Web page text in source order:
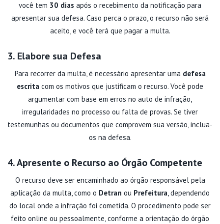
você tem 30 dias após o recebimento da notificação para
apresentar sua defesa. Caso perca o prazo, o recurso não será
aceito, e você terá que pagar a multa.
3. Elabore sua Defesa
Para recorrer da multa, é necessário apresentar uma defesa
escrita com os motivos que justificam o recurso. Você pode
argumentar com base em erros no auto de infração,
irregularidades no processo ou falta de provas. Se tiver
testemunhas ou documentos que comprovem sua versão, inclua-
os na defesa.
4. Apresente o Recurso ao Órgão Competente
O recurso deve ser encaminhado ao órgão responsável pela
aplicação da multa, como o Detran ou Prefeitura, dependendo
do local onde a infração foi cometida. O procedimento pode ser
feito online ou pessoalmente, conforme a orientação do órgão